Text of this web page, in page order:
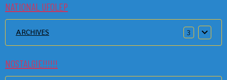
NATIONAL UFOLEP
ARCHIVES 3
NOSTALGIE!!!!!!